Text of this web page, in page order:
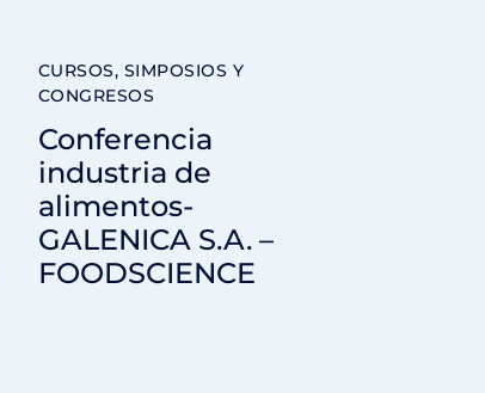
CURSOS, SIMPOSIOS Y
CONGRESOS
Conferencia
industria de
alimentos-
GALENICA S.A. –
FOODSCIENCE